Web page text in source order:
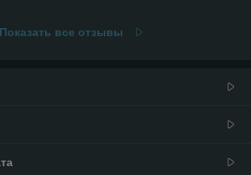
Показать все отзывы